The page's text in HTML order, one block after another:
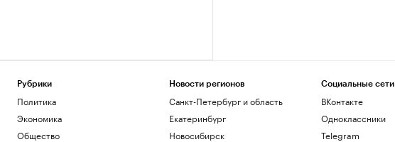
Рубрики
Политика
Экономика
Общество
Новости регионов
Санкт-Петербург и область
Екатеринбург
Новосибирск
Социальные сети
ВКонтакте
Одноклассники
Telegram